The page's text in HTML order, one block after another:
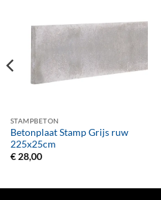
STAMPBETON
Betonplaat Stamp Grijs ruw
225x25cm
€28,00